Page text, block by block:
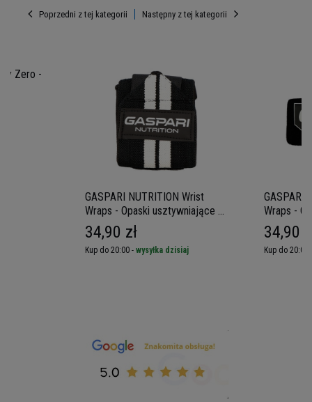
Poprzedni z tej kategorii
Zero -
GASPARI NUTRITION Wrist
Wraps - Opaski usztywniające na
nadgarstki
34,90 zł
Kup do 20:00 - wysyłka dzisiaj
GASPARI
Wraps -
nadgarstki
34,90
Kup do 20:00
Następny z tej kategorii